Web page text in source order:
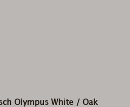
Olympus White / Oak